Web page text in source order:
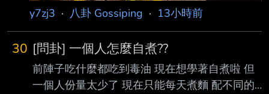
y7zj3 · 八卦 Gossiping · 13小時前
30 [問卦] 一個人怎麼自煮??
前陣子吃什麼都吃到毒油 現在想學著自煮啦 但
一個人份量太少了 現在只能每天煮麵 配不同的